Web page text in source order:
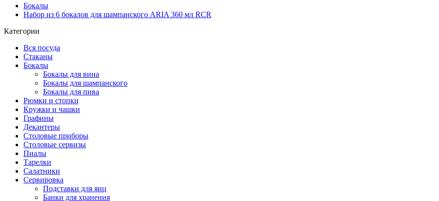
Бокалы
Набор из 6 бокалов для шампанского ARIA 360 мл RCR
Категории
Вся посуда
Стаканы
Бокалы
Бокалы для вина
Бокалы для шампанского
Бокалы для пива
Рюмки и стопки
Кружки и чашки
Графины
Декантеры
Столовые приборы
Столовые сервизы
Пиалы
Тарелки
Салатники
Сервировка
Подставки для яиц
Банки для хранения